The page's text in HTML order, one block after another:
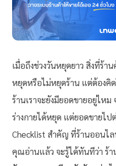
เมื่อถึงช่วงวันหยุดยาว สิ่งที่ร้า
หยุดหรือไม่หยุดร้าน แต่ต้องคิ
ร้านเราจะยังมียอดขายอยู่ไหม
ร่างกายได้หยุด แต่ยอดขายไป
Checklist สำคัญ ที่ร้านออนไ
คุณอ่านแล้ว จะรู้ได้ทันทีว่า ร้า